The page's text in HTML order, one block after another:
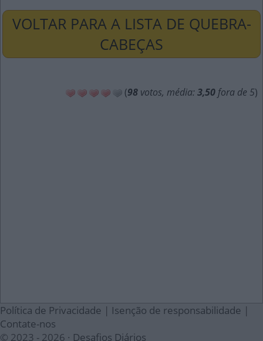
VOLTAR PARA A LISTA DE QUEBRA-
CABEÇAS
(98 votos, média: 3,50 fora de 5)
Política de Privacidade | Isenção de responsabilidade |
Contate-nos
© 2023 - 2026 · Desafios Diários